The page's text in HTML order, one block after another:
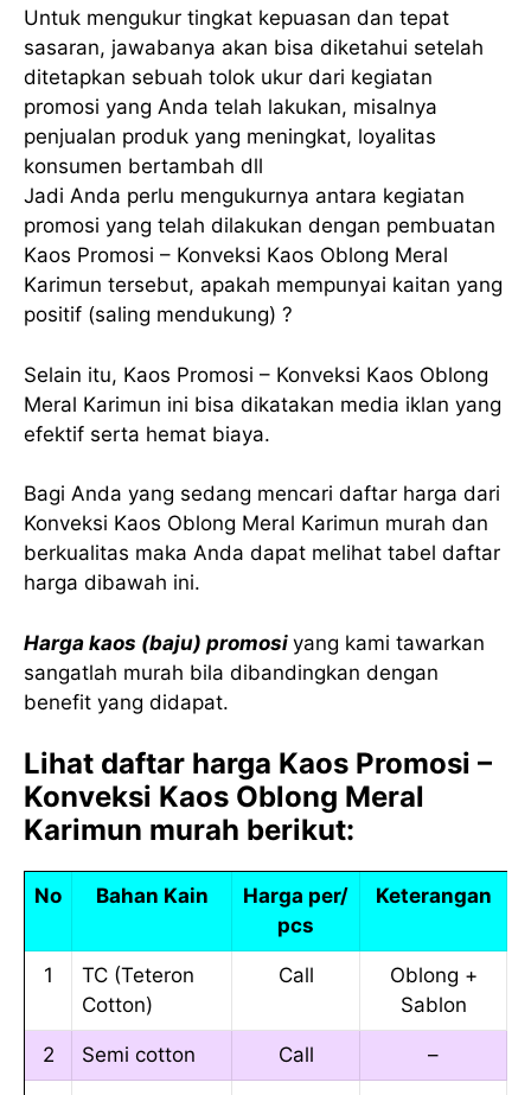
Untuk mengukur tingkat kepuasan dan tepat
sasaran, jawabanya akan bisa diketahui setelah
ditetapkan sebuah tolok ukur dari kegiatan
promosi yang Anda telah lakukan, misalnya
penjualan produk yang meningkat, loyalitas
konsumen bertambah dll
Jadi Anda perlu mengukurnya antara kegiatan
promosi yang telah dilakukan dengan pembuatan
Kaos Promosi – Konveksi Kaos Oblong Meral
Karimun tersebut, apakah mempunyai kaitan yang
positif (saling mendukung) ?
Selain itu, Kaos Promosi – Konveksi Kaos Oblong
Meral Karimun ini bisa dikatakan media iklan yang
efektif serta hemat biaya.
Bagi Anda yang sedang mencari daftar harga dari
Konveksi Kaos Oblong Meral Karimun murah dan
berkualitas maka Anda dapat melihat tabel daftar
harga dibawah ini.
Harga kaos (baju) promosi yang kami tawarkan
sangatlah murah bila dibandingkan dengan
benefit yang didapat.
Lihat daftar harga Kaos Promosi –
Konveksi Kaos Oblong Meral
Karimun murah berikut:
No Bahan Kain
Harga per/
pcs
Keterangan
1
TC (Teteron
Cotton)
Call
Oblong +
Sablon
2 Semi cotton Call –